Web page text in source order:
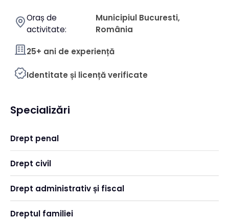
Oraș de
activitate:
Municipiul Bucuresti,
România
25+ ani de experiență
Identitate și licență verificate
Specializări
Drept penal
Drept civil
Drept administrativ și fiscal
Dreptul familiei